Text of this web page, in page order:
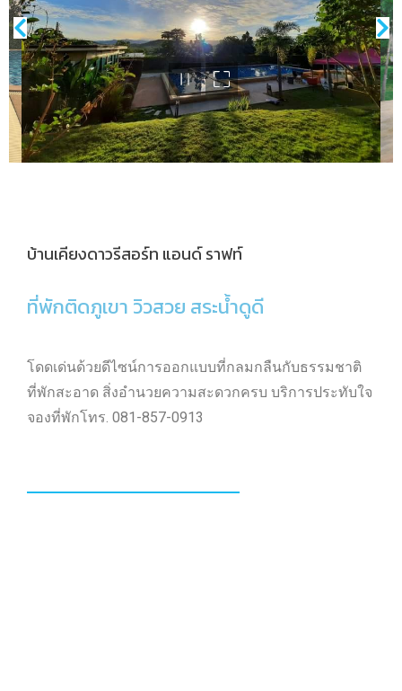
บ้านเคียงดาวรีสอร์ท แอนด์ ราฟท์
ที่พักติดภูเขา วิวสวย สระน้ำดูดี
โดดเด่นด้วยดีไซน์การออกแบบที่กลมกลืนกับธรรมชาติ
ที่พักสะอาด สิ่งอำนวยความสะดวกครบ บริการประทับใจ
จองที่พักโทร. 081-857-0913